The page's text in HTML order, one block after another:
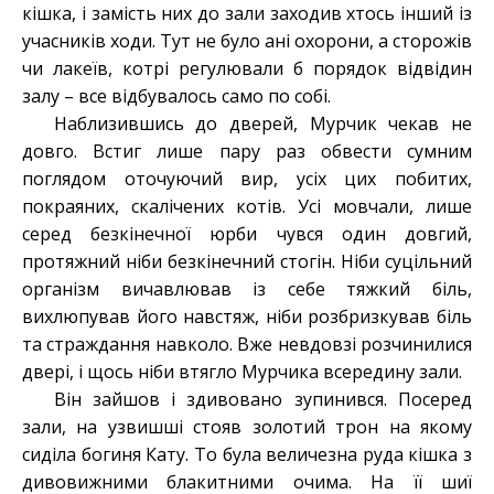
кішка, і замість них до зали заходив хтось інший із
учасників ходи. Тут не було ані охорони, а сторожів
чи лакеїв, котрі регулювали б порядок відвідин
залу – все відбувалось само по собі.
Наблизившись до дверей, Мурчик чекав не
довго. Встиг лише пару раз обвести сумним
поглядом оточуючий вир, усіх цих побитих,
покраяних, скалічених котів. Усі мовчали, лише
серед безкінечної юрби чувся один довгий,
протяжний ніби безкінечний стогін. Ніби суцільний
організм вичавлював із себе тяжкий біль,
вихлюпував його навстяж, ніби розбризкував біль
та страждання навколо. Вже невдовзі розчинилися
двері, і щось ніби втягло Мурчика всередину зали.
Він зайшов і здивовано зупинився. Посеред
зали, на узвишші стояв золотий трон на якому
сиділа богиня Кату. То була величезна руда кішка з
дивовижними блакитними очима. На її шиї